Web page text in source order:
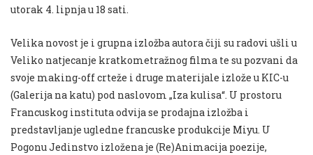
utorak 4. lipnja u 18 sati.
Velika novost je i grupna izložba autora čiji su radovi ušli u
Veliko natjecanje kratkometražnog filma te su pozvani da
svoje making-off crteže i druge materijale izlože u KIC-u
(Galerija na katu) pod naslovom „Iza kulisa“. U prostoru
Francuskog instituta odvija se prodajna izložba i
predstavljanje ugledne francuske produkcije Miyu. U
Pogonu Jedinstvo izložena je (Re)Animacija poezije,